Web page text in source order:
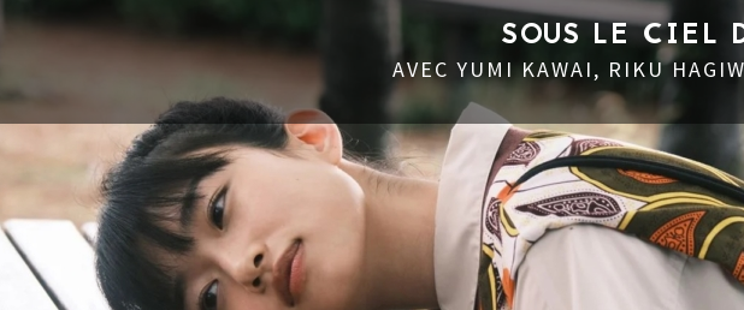
SOUS LE CIEL DE KYOTO
AVEC YUMI KAWAI, RIKU HAGIWARA, AOI ITÔ
+ D'INFOS